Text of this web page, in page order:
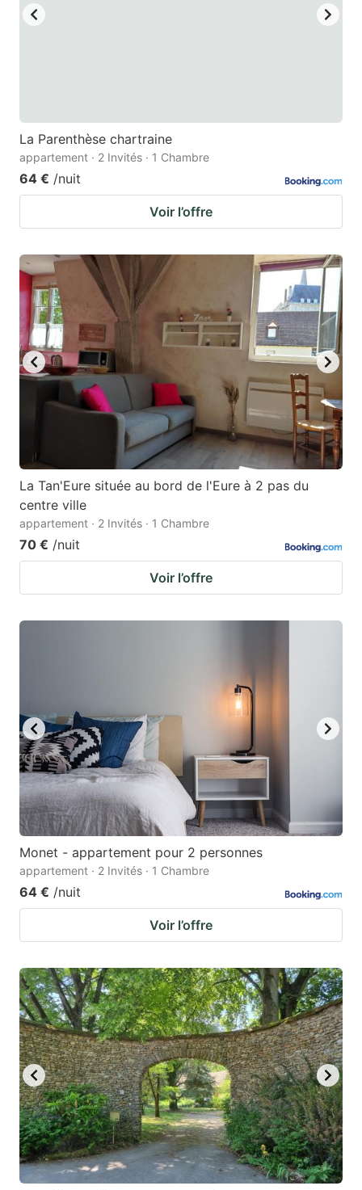
La Parenthèse chartraine
appartement · 2 Invités · 1 Chambre
64 € /nuit
Voir l’offre
La Tan'Eure située au bord de l'Eure à 2 pas du
centre ville
appartement · 2 Invités · 1 Chambre
70 € /nuit
Voir l’offre
Monet - appartement pour 2 personnes
appartement · 2 Invités · 1 Chambre
64 € /nuit
Voir l’offre